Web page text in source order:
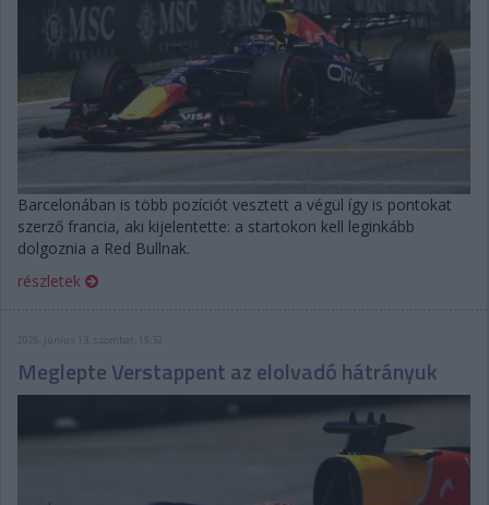
Barcelonában is több pozíciót vesztett a végül így is pontokat
szerző francia, aki kijelentette: a startokon kell leginkább
dolgoznia a Red Bullnak.
részletek
2026. június 13. szombat, 19:32
Meglepte Verstappent az elolvadó hátrányuk